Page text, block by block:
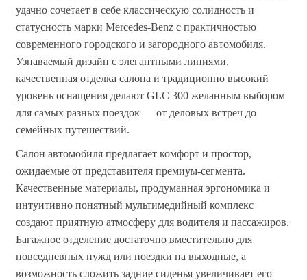
удачно сочетает в себе классическую солидность и
статусность марки Mercedes-Benz с практичностью
современного городского и загородного автомобиля.
Узнаваемый дизайн с элегантными линиями,
качественная отделка салона и традиционно высокий
уровень оснащения делают GLC 300 желанным выбором
для самых разных поездок — от деловых встреч до
семейных путешествий.
Салон автомобиля предлагает комфорт и простор,
ожидаемые от представителя премиум-сегмента.
Качественные материалы, продуманная эргономика и
интуитивно понятный мультимедийный комплекс
создают приятную атмосферу для водителя и пассажиров.
Багажное отделение достаточно вместительно для
повседневных нужд или поездки на выходные, а
возможность сложить задние сиденья увеличивает его